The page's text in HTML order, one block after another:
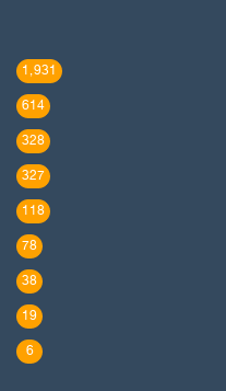
1٬931
614
328
327
118
78
38
19
6